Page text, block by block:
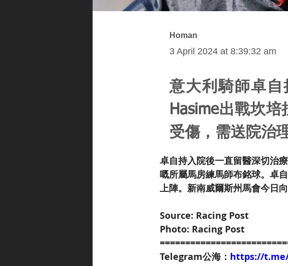
Homan
3 April 2024 at 8:39:32 am
意大利騎師卓自
Hasime出戰坎
受傷，需送院治理
卓自持入院後一直留醫深切治
嘅所屬馬房練馬師布銘球。卓
上陣。新南威爾斯州馬會今日
Source: Racing Post
Photo: Racing Post
Telegram公海： https://